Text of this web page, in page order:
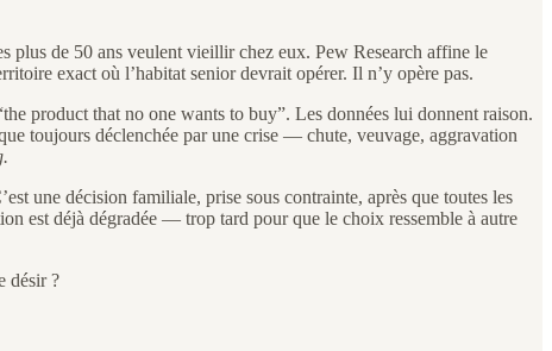
plus de 50 ans veulent vieillir chez eux. Pew Research affine le
exact où l’habitat senior devrait opérer. Il n’y opère pas.
product that no one wants to buy”. Les données lui donnent raison.
toujours déclenchée par une crise — chute, veuvage, aggravation
une décision familiale, prise sous contrainte, après que toutes les
est déjà dégradée — trop tard pour que le choix ressemble à autre
désir ?